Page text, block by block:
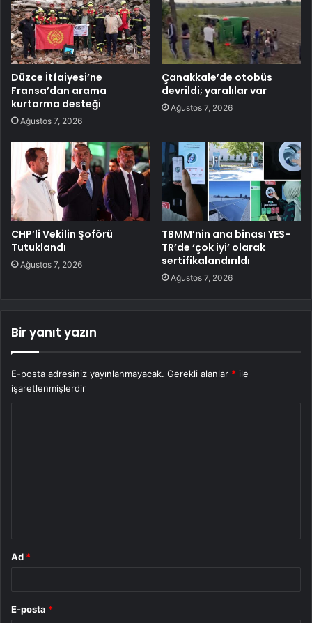
Düzce İtfaiyesi’ne
Fransa’dan arama
kurtarma desteği
Ağustos 7, 2026
Çanakkale’de otobüs
devrildi; yaralılar var
Ağustos 7, 2026
CHP’li Vekilin Şoförü
Tutuklandı
Ağustos 7, 2026
TBMM’nin ana binası YES-
TR’de ‘çok iyi’ olarak
sertifikalandırıldı
Ağustos 7, 2026
Bir yanıt yazın
E-posta adresiniz yayınlanmayacak. Gerekli alanlar * ile
işaretlenmişlerdir
Ad *
E-posta *